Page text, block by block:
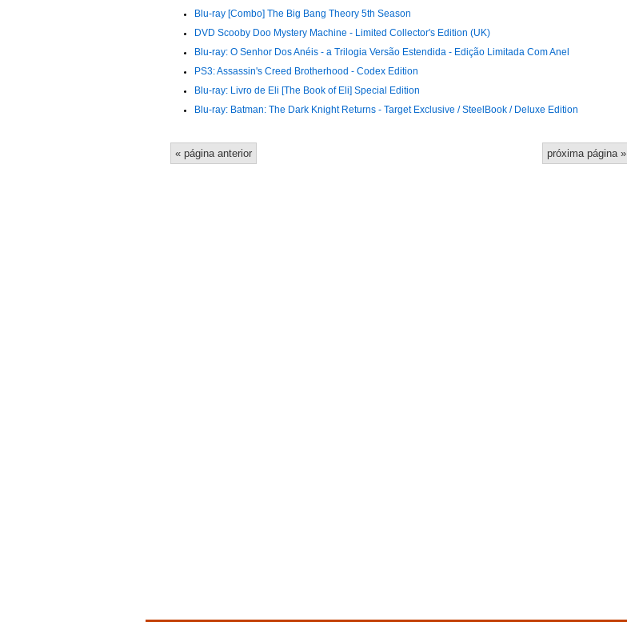
Blu-ray [Combo] The Big Bang Theory 5th Season
DVD Scooby Doo Mystery Machine - Limited Collector's Edition (UK)
Blu-ray: O Senhor Dos Anéis - a Trilogia Versão Estendida - Edição Limitada Com Anel
PS3: Assassin's Creed Brotherhood - Codex Edition
Blu-ray: Livro de Eli [The Book of Eli] Special Edition
Blu-ray: Batman: The Dark Knight Returns - Target Exclusive / SteelBook / Deluxe Edition
« página anterior próxima página »